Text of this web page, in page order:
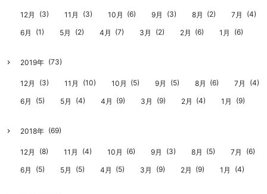
12月 (3) 11月 (3) 10月 (6) 9月 (3) 8月 (2) 7月 (4)
6月 (1) 5月 (2) 4月 (7) 3月 (2) 2月 (6) 1月 (6)
2019年 (73)
12月 (3) 11月 (10) 10月 (5) 9月 (5) 8月 (6) 7月 (4)
6月 (5) 5月 (4) 4月 (9) 3月 (9) 2月 (4) 1月 (9)
2018年 (69)
12月 (8) 11月 (4) 10月 (6) 9月 (3) 8月 (5) 7月 (6)
6月 (5) 5月 (5) 4月 (5) 3月 (9) 2月 (9) 1月 (4)